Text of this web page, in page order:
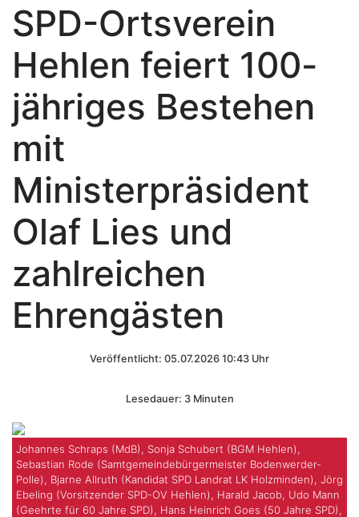
SPD-Ortsverein
Hehlen feiert 100-
jähriges Bestehen
mit
Ministerpräsident
Olaf Lies und
zahlreichen
Ehrengästen
Veröffentlicht: 05.07.2026 10:43 Uhr
Lesedauer: 3 Minuten
Johannes Schraps (MdB), Sonja Schubert (BGM Hehlen),
Sebastian Rode (Samtgemeindebürgermeister Bodenwerder-
Polle), Bjarne Allruth (Kandidat SPD Landrat LK Holzminden), Jörg
Ebeling (Vorsitzender SPD-OV Hehlen), Harald Jacob, Udo Mann
(Geehrte für 60 Jahre SPD), Hans Heinrich Goes (50 Jahre SPD),